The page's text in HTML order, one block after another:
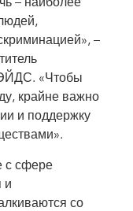
– наиболее
–
«Чтобы
крайне важно
и поддержку
с сфере
и
со